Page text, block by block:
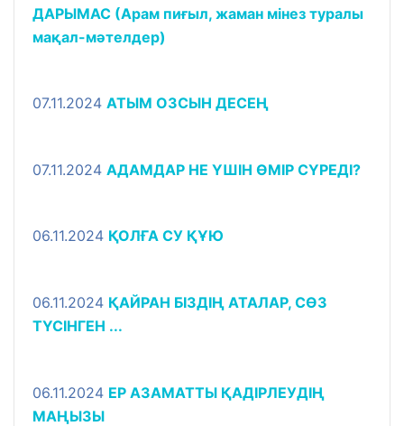
ДАРЫМАС (Арам пиғыл, жаман мінез туралы
мақал-мәтелдер)
07.11.2024 АТЫМ ОЗСЫН ДЕСЕҢ
07.11.2024 АДАМДАР НЕ ҮШІН ӨМІР СҮРЕДІ?
06.11.2024 ҚОЛҒА СУ ҚҰЮ
06.11.2024 ҚАЙРАН БІЗДІҢ АТАЛАР, СӨЗ
ТҮСІНГЕН ...
06.11.2024 ЕР АЗАМАТТЫ ҚАДІРЛЕУДІҢ
МАҢЫЗЫ